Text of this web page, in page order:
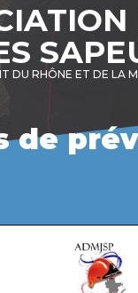
DU RHÔNE ET DE LA
de